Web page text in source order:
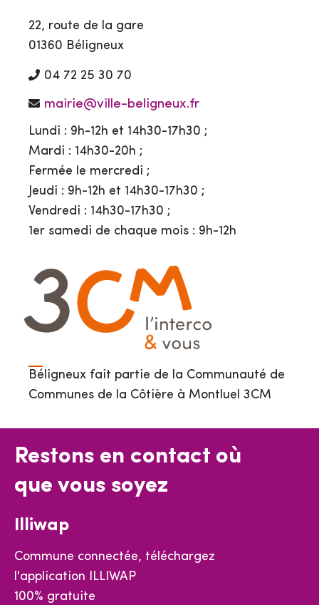
22, route de la gare
01360 Béligneux
04 72 25 30 70
mairie@ville-beligneux.fr
Lundi : 9h-12h et 14h30-17h30 ;
Mardi : 14h30-20h ;
Fermée le mercredi ;
Jeudi : 9h-12h et 14h30-17h30 ;
Vendredi : 14h30-17h30 ;
1er samedi de chaque mois : 9h-12h
Béligneux fait partie de la Communauté de
Communes de la Côtière à Montluel 3CM
Restons en contact où
que vous soyez
Illiwap
Commune connectée, téléchargez
l'application ILLIWAP
100% gratuite